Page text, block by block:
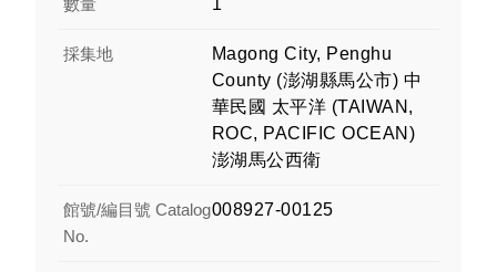
數量 1
採集地
Magong City, Penghu
County (澎湖縣馬公市) 中
華民國 太平洋 (TAIWAN,
ROC, PACIFIC OCEAN)
澎湖馬公西衛
館號/編目號 Catalog
No.
008927-00125